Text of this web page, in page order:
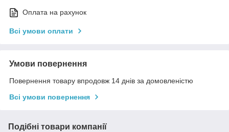
Оплата на рахунок
Всі умови оплати
Умови повернення
Повернення товару впродовж 14 днів за домовленістю
Всі умови повернення
Подібні товари компанії